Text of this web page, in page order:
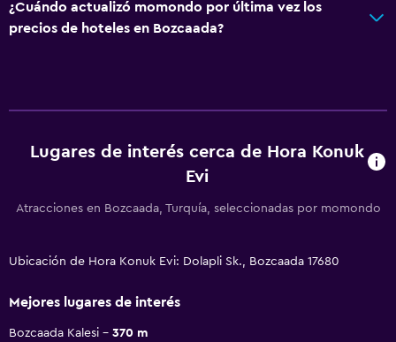
¿Cuándo actualizó momondo por última vez los
precios de hoteles en Bozcaada?
Lugares de interés cerca de Hora Konuk
Evi
Atracciones en Bozcaada, Turquía, seleccionadas por momondo
Ubicación de Hora Konuk Evi: Dolapli Sk., Bozcaada 17680
Mejores lugares de interés
Bozcaada Kalesi
370 m